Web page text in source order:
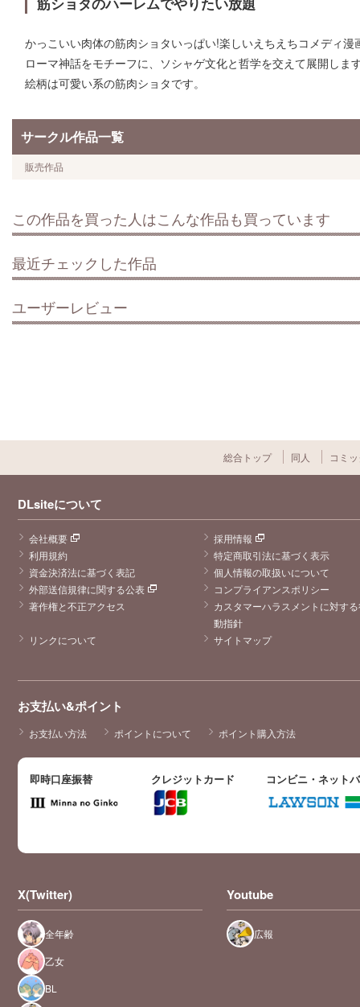
かっこいい肉体の筋肉ショタいっぱい!楽しいえちえちコメディ漫
ローマ神話をモチーフに、ソシャゲ文化と哲学を交えて展開しま
絵柄は可愛い系の筋肉ショタです。
サークル作品一覧
販売作品
この作品を買った人はこんな作品も買っています
最近チェックした作品
ユーザーレビュー
総合トップ 同人 コミ
DLsiteについて
会社概要
採用情報
利用規約
特定商取引法に基づく表示
資金決済法に基づく表記
個人情報の取扱いについて
外部送信規律に関する公表
コンプライアンスポリシー
著作権と不正アクセス
カスタマーハラスメントに対す
動指針
リンクについて
サイトマップ
お支払い&ポイント
お支払い方法 ポイントについて ポイント購入方法
即時口座振替 クレジットカード コンビニ・ネット
X(Twitter)
全年齢
乙女
BL
Youtube
広報